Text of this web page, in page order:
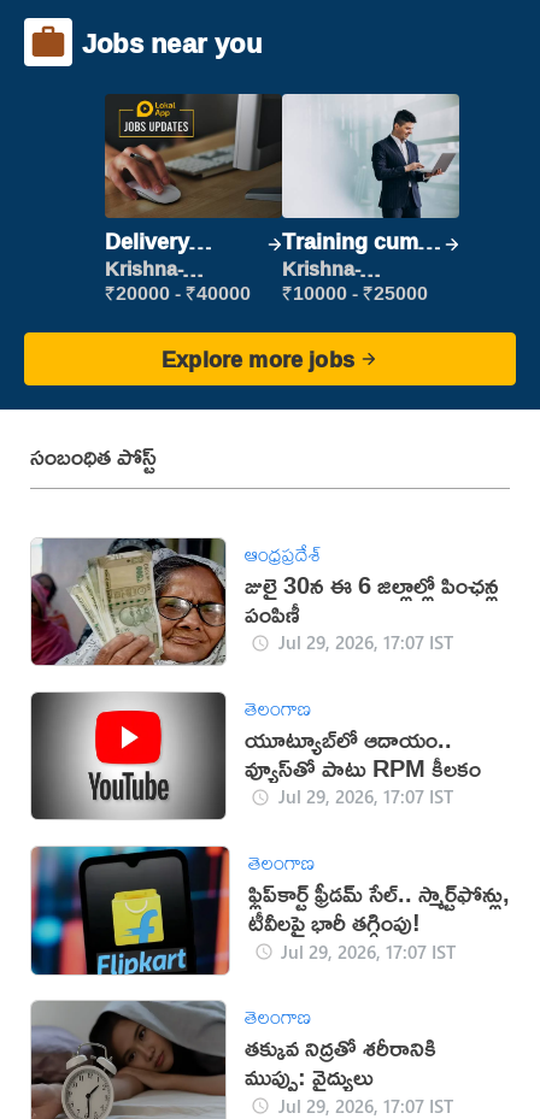
Jobs near you
Delivery
Executive
Krishna-
vijayawada
₹20000 - ₹40000
Training cum
Placement
Krishna-
vijayawada
₹10000 - ₹25000
Explore more jobs
సంబంధిత పోస్ట్
ఆంధ్రప్రదేశ్
జులై 30న ఈ 6 జిల్లాల్లో పింఛన్ల
పంపిణీ
Jul 29, 2026, 17:07 IST
తెలంగాణ
యూట్యూబ్‌లో ఆదాయం..
వ్యూస్‌తో పాటు RPM కీలకం
Jul 29, 2026, 17:07 IST
తెలంగాణ
ఫ్లిప్‌కార్ట్ ఫ్రీడమ్ సేల్.. స్మార్ట్‌ఫోన్లు,
టీవీలపై భారీ తగ్గింపు!
Jul 29, 2026, 17:07 IST
తెలంగాణ
తక్కువ నిద్రతో శరీరానికి
ముప్పు: వైద్యులు
Jul 29, 2026, 17:07 IST